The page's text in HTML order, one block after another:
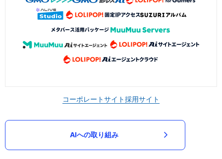
コーポレートサイト採用サイト
AIへの取り組み